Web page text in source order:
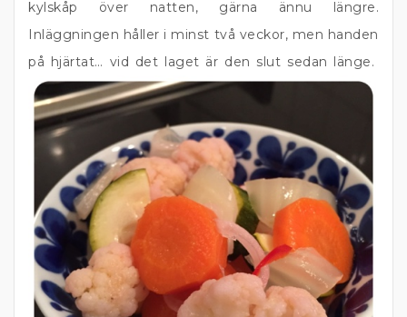
kylskåp över natten, gärna ännu längre.
Inläggningen håller i minst två veckor, men handen
på hjärtat… vid det laget är den slut sedan länge.